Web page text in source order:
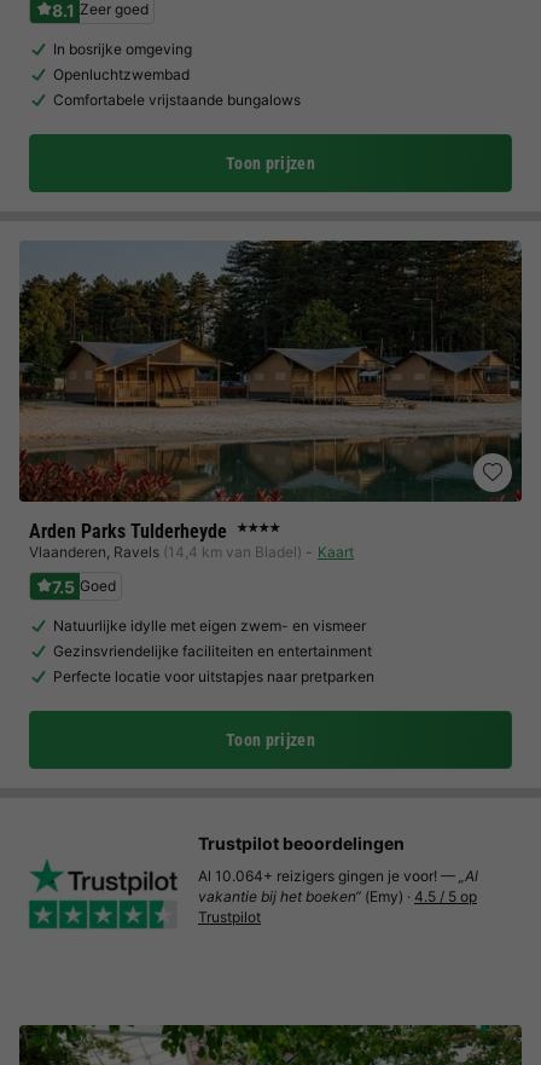
8.1 Zeer goed
In bosrijke omgeving
Openluchtzwembad
Comfortabele vrijstaande bungalows
Toon prijzen
Arden Parks Tulderheyde ★★★★
Vlaanderen, Ravels (14,4 km van Bladel) Kaart
7.5 Goed
Natuurlijke idylle met eigen zwem- en vismeer
Gezinsvriendelijke faciliteiten en entertainment
Perfecte locatie voor uitstapjes naar pretparken
Toon prijzen
Trustpilot beoordelingen
Al 10.064+ reizigers gingen je voor! — „Al
vakantie bij het boeken“ (Emy) · 4.5 / 5 op
Trustpilot